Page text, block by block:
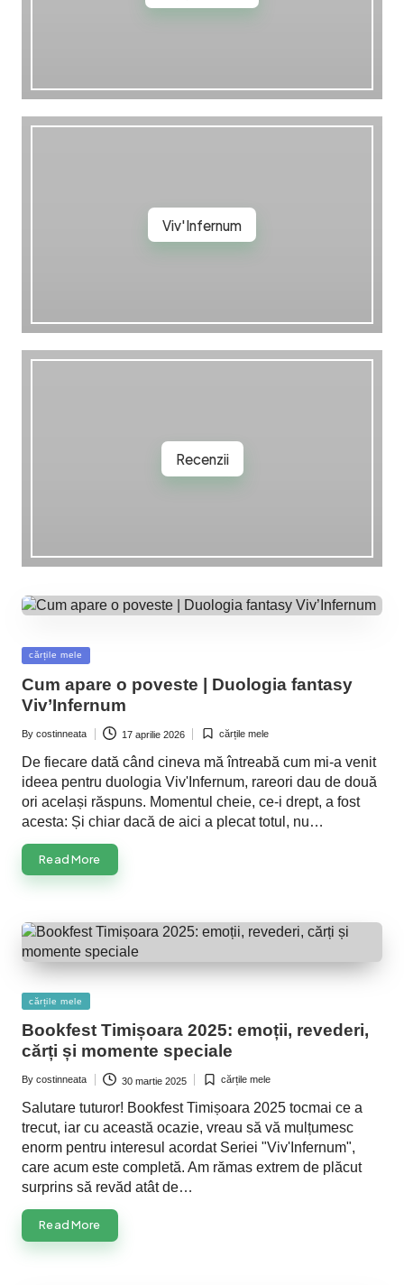
Viv'Infernum
Recenzii
Posted
in
cărțile mele
Cum apare o poveste | Duologia fantasy
Viv’Infernum
Posted
By costinneata 17 aprilie 2026
Postedcărțile mele
De fiecare dată când cineva mă întreabă cum mi-a venit
ideea pentru duologia Viv'Infernum, rareori dau de două
ori același răspuns. Momentul cheie, ce-i drept, a fost
acesta: Și chiar dacă de aici a plecat totul, nu…
Read More
Posted
cărțile mele
Bookfest Timișoara 2025: emoții, revederi,
cărți și momente speciale
Posted
By costinneata 30 martie 2025
Postedcărțile mele
Salutare tuturor! Bookfest Timișoara 2025 tocmai ce a
trecut, iar cu această ocazie, vreau să vă mulțumesc
enorm pentru interesul acordat Seriei "Viv'Infernum",
care acum este completă. Am rămas extrem de plăcut
surprins să revăd atât de…
Read More